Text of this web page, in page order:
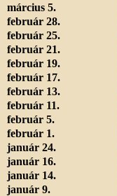
március 5.
február 28.
február 25.
február 21.
február 19.
február 17.
február 13.
február 11.
február 5.
február 1.
január 24.
január 16.
január 14.
január 9.